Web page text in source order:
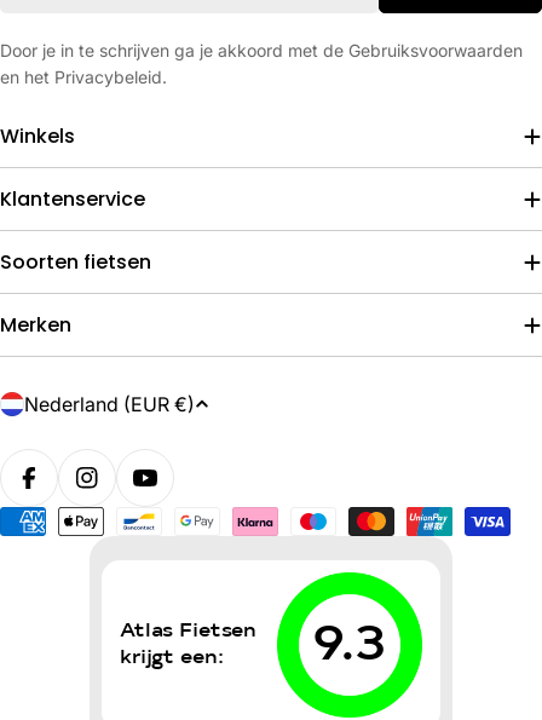
Door je in te schrijven ga je akkoord met de Gebruiksvoorwaarden
en het Privacybeleid.
Winkels
Klantenservice
Soorten fietsen
Merken
L
n
d
/
Nederland (EUR €)
Betaalmethoden